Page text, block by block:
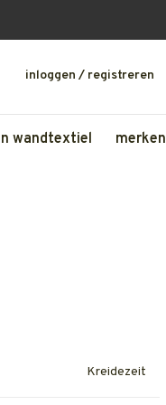
wandtextiel merken
inloggen / registreren
Kreidezeit